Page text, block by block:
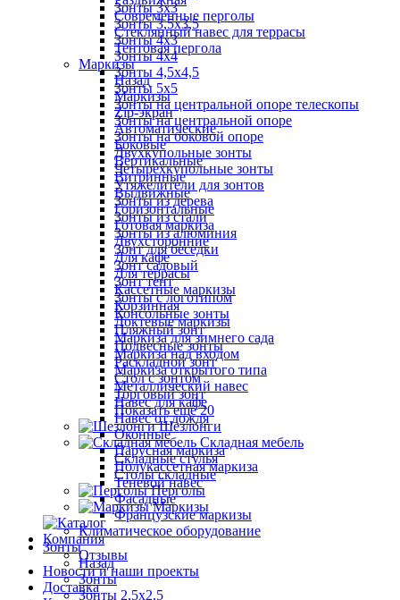
Зонты 3х3
Зонты 3,5х3,5
Зонты 4х3
Зонты 4х4
Зонты 4,5х4,5
Зонты 5х5
Зонты на центральной опоре телескопы
Зонты на центральной опоре
Зонты на боковой опоре
Двухкупольные зонты
Четырехкупольные зонты
Утяжелители для зонтов
Зонты из дерева
Зонты из стали
Зонты из алюминия
Зонт для беседки
Зонт садовый
Зонт тент
Зонты с логотипом
Консольные зонты
Пляжный зонт
Подвесные зонты
Раскладной зонт
Стол с зонтом
Торговый зонт
Показать ещё 20
Шезлонги
Складная мебель
Складные стулья
Столы складные
Перголы
Маркизы
Компания
Отзывы
Новости и наши проекты
Доставка
Современные перголы
Стеклянный навес для террасы
Тентовая пергола
Маркизы
Назад
Маркизы
Zip-экран
Автоматические
Боковые
Вертикальные
Витринные
Выдвижные
Горизонтальные
Готовая маркиза
Двухсторонние
Для кафе
Для террасы
Кассетные маркизы
Корзинная
Локтевые маркизы
Маркиза для зимнего сада
Маркиза над входом
Маркиза открытого типа
Металлический навес
Навес для кафе
Навес от дождя
Оконные
Парусная маркиза
Полукассетная маркиза
Теневой навес
Фасадные
Французские маркизы
Климатическое оборудование
Зонты
Назад
Зонты
Зонты 2,5х2,5